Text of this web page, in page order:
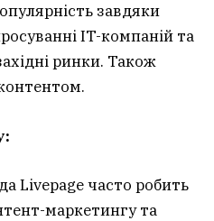
завдяки
IT-компаній та
ринки. Також
Livepage часто робить
маркетингу та